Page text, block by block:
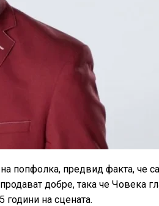
попфолка, предвид факта, че
добре, така че Човека
на сцената.